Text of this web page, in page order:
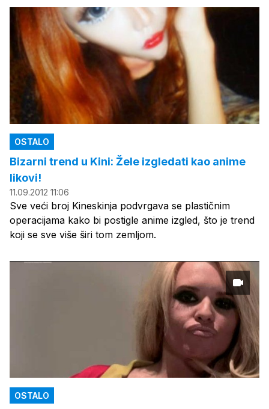
OSTALO
Bizarni trend u Kini: Žele izgledati kao anime
likovi!
11.09.2012 11:06
Sve veći broj Kineskinja podvrgava se plastičnim
operacijama kako bi postigle anime izgled, što je trend
koji se sve više širi tom zemljom.
OSTALO